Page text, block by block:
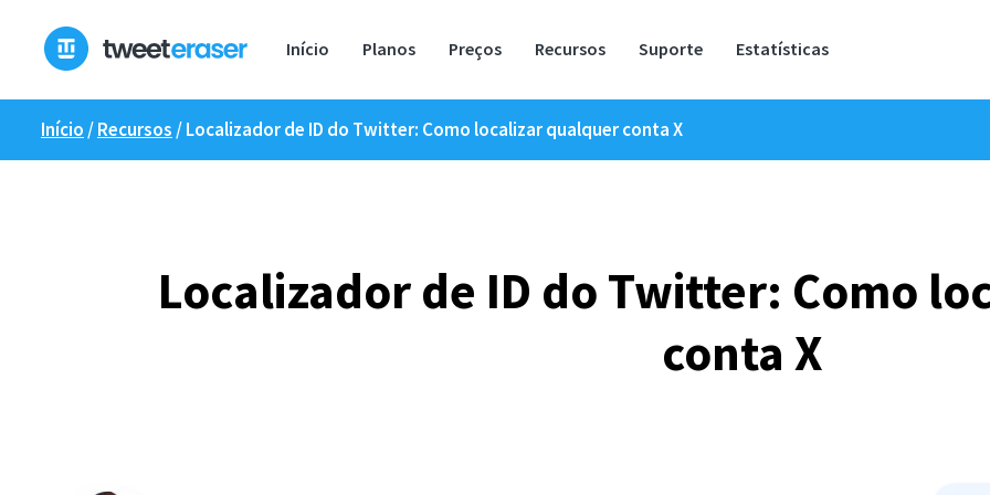
conteúdo
Início Planos Preços Recursos Suporte Estatísticas
Início /Recursos /Localizador de ID do Twitter: Como localizar qualquer conta X
Localizador de ID do Twitter: Como
conta X